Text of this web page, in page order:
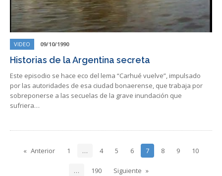
VIDEO 09/10/1990
Historias de la Argentina secreta
Este episodio se hace eco del lema “Carhué vuelve”, impulsado
por las autoridades de esa ciudad bonaerense, que trabaja por
sobreponerse a las secuelas de la grave inundación que
sufriera…
Anterior 1 … 4 5 6 7 8 9 10
… 190 Siguiente